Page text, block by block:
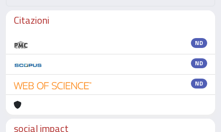
Citazioni
ND
ND
ND
social impact